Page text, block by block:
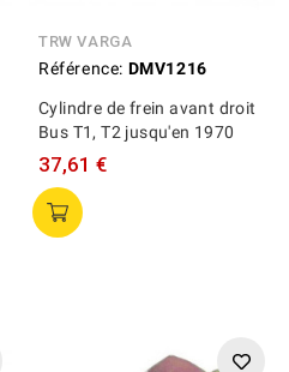
TRW VARGA
Référence: DMV1216
Cylindre de frein avant droit
Bus T1, T2 jusqu'en 1970
37,61 €